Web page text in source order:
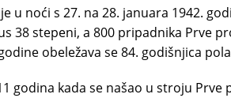
u noći s 27. na 28. januara 1942.
38 stepeni, a 800 pripadnika Prve
obeležava se 84. godišnjica
godina kada se našao u stroju Prve